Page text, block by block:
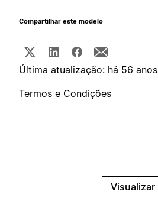
Compartilhar este modelo
Última atualização: há 56 anos
Termos e Condições
Visualizar